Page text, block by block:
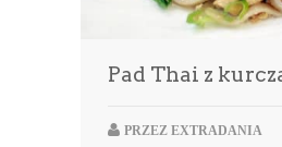
Pad Thai z
PRZEZ EXTRADANIA